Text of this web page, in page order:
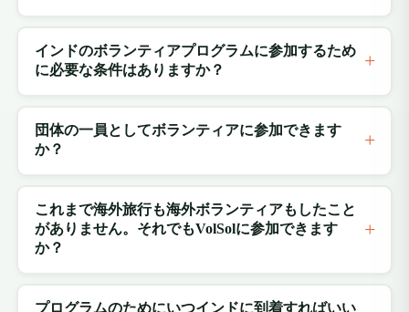
インドのボランティアプログラムに参加するため
に必要な条件はありますか？
団体の一員としてボランティアに参加できます
か？
これまで海外旅行も海外ボランティアもしたこと
がありません。それでもVolSolに参加できます
か？
プログラムのためにいつインドに到着すればいい